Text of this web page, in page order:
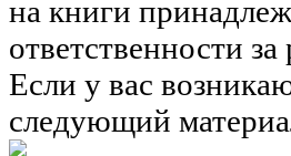
на книги
ответственности
Если у вас
следующий